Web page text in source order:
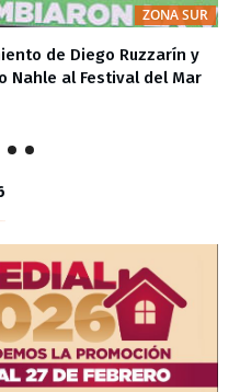
ZONA SUR
de Diego Ruzzarín y
Nahle al Festival del Mar